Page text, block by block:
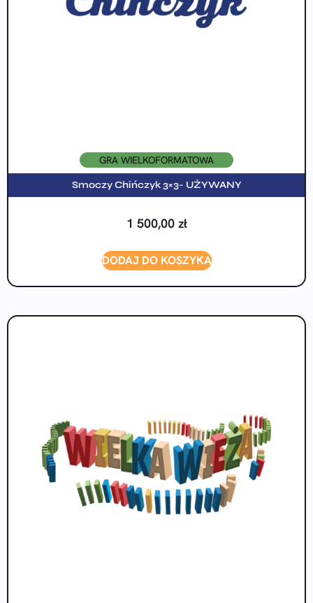
GRA WIELKOFORMATOWA
Smoczy Chińczyk 3×3- UŻYWANY
1 500,00 zł
DODAJ DO KOSZYKA